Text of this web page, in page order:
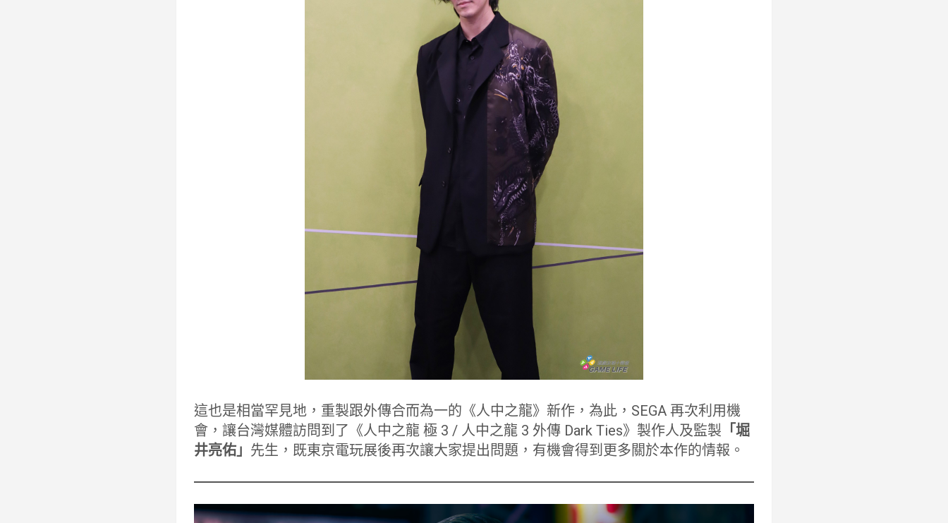
這也是相當罕見地，重製跟外傳合而為一的《人中之龍》新作，為此，SEGA 再次利用機
會，讓台灣媒體訪問到了《人中之龍 極 3 / 人中之龍 3 外傳 Dark Ties》製作人及監製 「堀
井亮佑」 先生，既東京電玩展後再次讓大家提出問題，有機會得到更多關於本作的情報。